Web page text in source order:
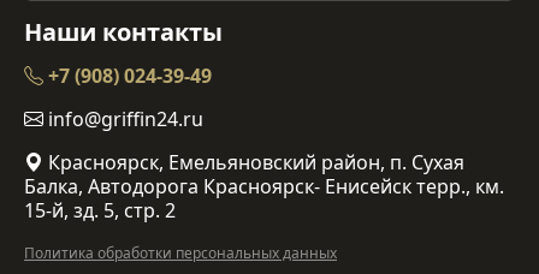
Наши контакты
+7 (908) 024-39-49
info@griffin24.ru
Красноярск, Емельяновский район, п. Сухая
Балка, Автодорога Красноярск- Енисейск терр., км.
15-й, зд. 5, стр. 2
Политика обработки персональных данных